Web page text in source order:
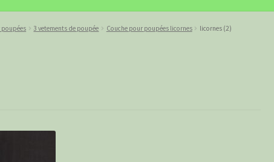
poupées 3 vetements de poupée Couche pour poupées licornes licornes (2)